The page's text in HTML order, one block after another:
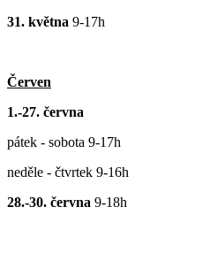
31. května 9-17h
Červen
1.-27. června
pátek - sobota 9-17h
neděle - čtvrtek 9-16h
28.-30. června 9-18h